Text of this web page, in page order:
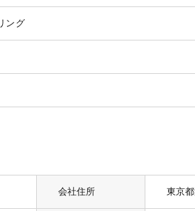
ング
会社住所 東京